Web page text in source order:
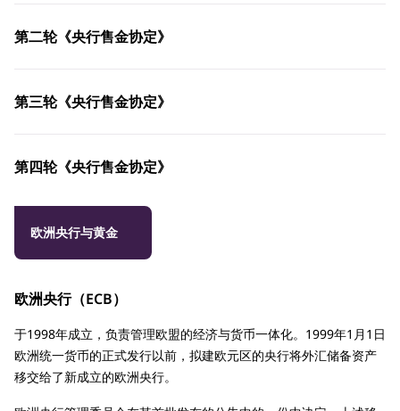
第二轮《央行售金协定》
第三轮《央行售金协定》
第四轮《央行售金协定》
欧洲央行与黄金
欧洲央行（ECB）
于1998年成立，负责管理欧盟的经济与货币一体化。1999年1月1日
欧洲统一货币的正式发行以前，拟建欧元区的央行将外汇储备资产
移交给了新成立的欧洲央行。